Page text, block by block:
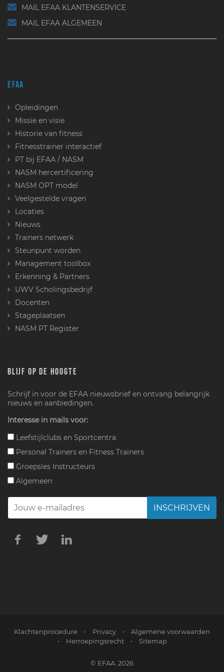
MAIL EFAA KLANTENSERVICE
MAIL EFAA ALGEMEEN
EFAA
Opleidingen
Missie en visie
Historie van fitness
Fitnesstrainer interactief
PT bij EFAA / NASM
NASM hercertificering
NASM OPT model
Veelgestelde vragen
Locaties
Nieuws
Trainers netwerk
Steunpunt worden
Management toolbox
Erkenning & Partners
UWV Scholingsbedrijf
Docenten
Stageplaatsen
NASM PT Register
BLIJF OP DE HOOGTE
Schrijf in voor de EFAA nieuwsbrief en ontvang belangrijk
nieuws en aanbiedingen.
Interesse in mails voor:
Leefstijlclubs en Sportcentra
Personal Trainers en Fitness Trainers
Groepsles Instructeurs
Algemeen
INSCHRIJVEN
Klachtenprocedure • Privacy •
Algemene voorwaarden
•
Herroepingsrecht • Sitemap
© EFAA. 2026